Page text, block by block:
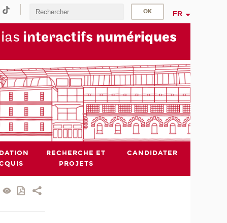
FR
interactifs numériques
RECHERCHE ET
PROJETS
CANDIDATER